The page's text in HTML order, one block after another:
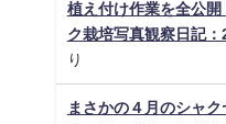
植え付け作業を全公
ク栽培写真観察日記
り
まさかの４月のシャ